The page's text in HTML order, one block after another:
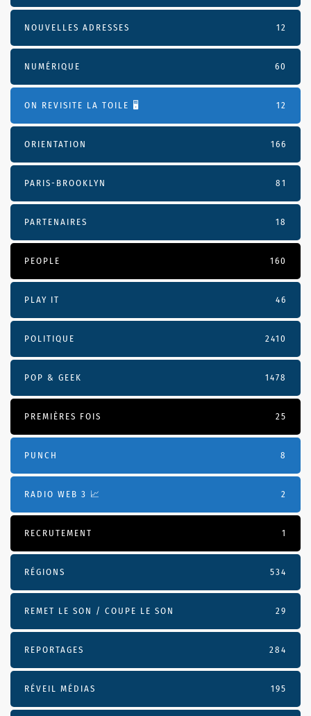
NOUVELLES ADRESSES 12
NUMÉRIQUE 60
ON REVISITE LA TOILE 🖥️ 12
ORIENTATION 166
PARIS-BROOKLYN 81
PARTENAIRES 18
PEOPLE 160
PLAY IT 46
POLITIQUE 2410
POP & GEEK 1478
PREMIÈRES FOIS 25
PUNCH 8
RADIO WEB 3 📈 2
RECRUTEMENT 1
RÉGIONS 534
REMET LE SON / COUPE LE SON 29
REPORTAGES 284
RÉVEIL MÉDIAS 195